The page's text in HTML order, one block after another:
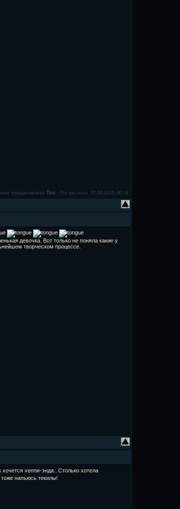
отредактировал Teo - Воскресенье, 07.04.2013, 00:33
девочка. Вот только не поняла какие у
творческом процессе.
хочется хеппи-энда...Столько хотела
напьюсь текилы!